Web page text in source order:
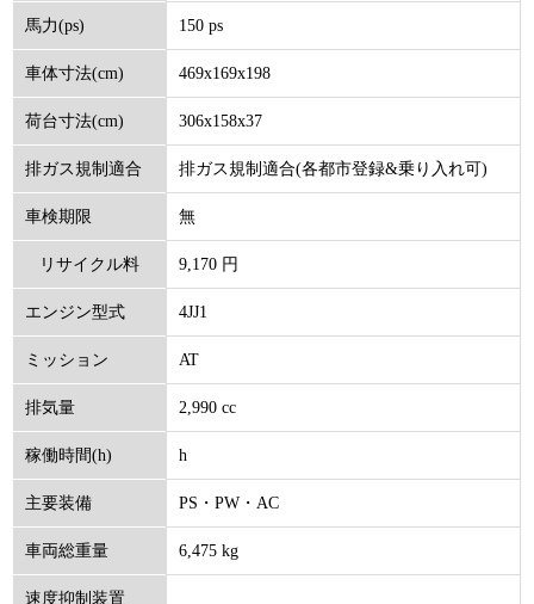
馬力(ps) 150 ps
車体寸法(cm) 469x169x198
荷台寸法(cm) 306x158x37
排ガス規制適合 排ガス規制適合(各都市登録&乗り入れ可)
車検期限 無
リサイクル料
(円)
9,170 円
エンジン型式 4JJ1
ミッション AT
排気量 2,990 cc
稼働時間(h) h
主要装備 PS・PW・AC
車両総重量 6,475 kg
速度抑制装置